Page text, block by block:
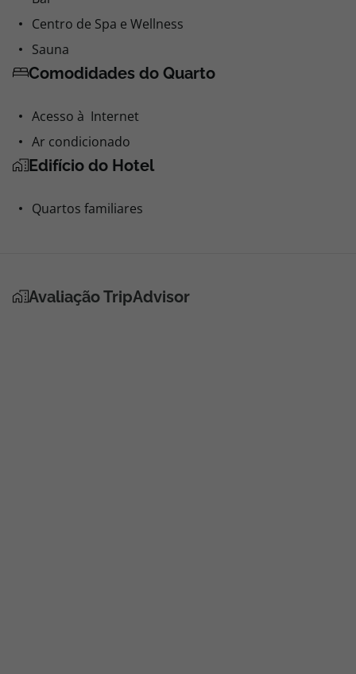
Centro de Spa e Wellness
Sauna
Comodidades do Quarto
Acesso à Internet
Ar condicionado
Edifício do Hotel
Quartos familiares
Avaliação TripAdvisor